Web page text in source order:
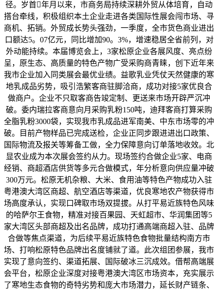
径。岁首年月以来，市商务局持续深耕外贸从体培育，自动
搭台牵线，积极组织本土企业走进各类国际性展会闯市场、寻
商机、拓销。外贸成长势头强劲，一季度，全市货色商业进出
口额达5。07亿元，同比增加90。3%，增速稳居全省前列，对
外动能持续。本届博览会上，3家松原企业各展风度、亮点纷
呈，原生态、高质量的特色产物广受采购商青睐，创下近年来
我市企业加入同类展会最优业绩。益歌乳业凭仗天然健康的寒
地乳成品劣势，吸引浩繁客商驻脚洽商，成功对接5家优良合
做商户。企业不只取客商告竣定制、更送来市场开辟严沉冲
破。委内瑞拉客商意向月采购乳粉150吨，迪拜客商打算采购
全脂乳粉3000袋，实现我市乳成品进军南美、中东市场零的冲
破。目前产物样品已完成送检，企业正同步跟进进出口政策、
国际物流及报关等筹备工做，全力保障意向订单落地收效。北
显农业成为本次展会签约从力。现场签约合做企业5家、电商
经销、商超酒店供货等多元合做模式，年分析意向供应量冲破
300万元。松原无机杂粮、大米、食用油等特色产物成功入驻
粤港澳大湾区商超、航空酒店等渠道，优良寒地农产物获得市
场高度承认，实现口碑取市场双提拔。从打平易近族特色风味
的哈萨尔王食物，精准对接百果园、天虹超市、华润集团等5
家大湾区头部商超及出名品牌，成功打通高端商超入驻、品牌
合做等焦点渠道，为后续平易近族特色食物批量结构南方市
场、打响松原特色品牌出名度铺就了道。此次组团参展，我市
实现了意向签约、渠道拓展、国际破冰三沉成效。借帮高端展
会平台，松原企业深度对接粤港澳大湾区市场资本，充实展示
了寒地生态食物的奇特劣势和庞大市场潜力，延长财产链条、